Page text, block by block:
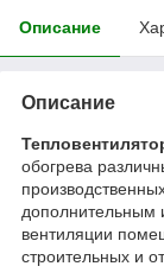
Описание
Описание
обогрева
дополнительным
вентиляции
строительных и